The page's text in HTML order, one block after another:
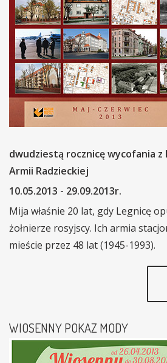
dwudziestą rocznicę wycofania z
Armii Radzieckiej
10.05.2013 - 29.09.2013r.
Mija właśnie 20 lat, gdy Legnicę
żołnierze rosyjscy. Ich armia
mieście przez 48 lat (1945-1993).
WIOSENNY POKAZ MODY